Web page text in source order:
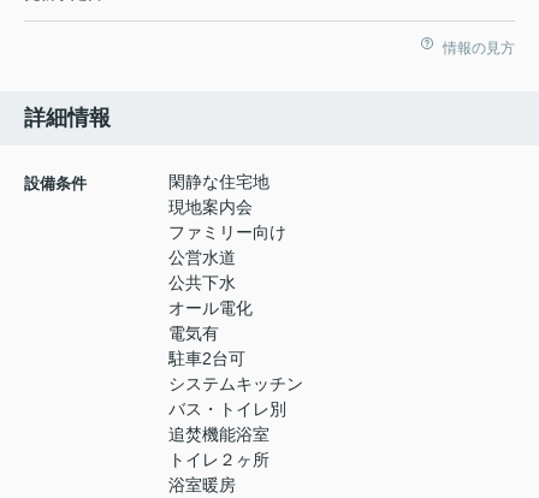
情報の見方
詳細情報
設備条件
閑静な住宅地
現地案内会
ファミリー向け
公営水道
公共下水
オール電化
電気有
駐車2台可
システムキッチン
バス・トイレ別
追焚機能浴室
トイレ２ヶ所
浴室暖房